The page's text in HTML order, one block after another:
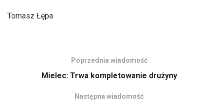
Tomasz Łępa
Poprzednia wiadomość
Mielec: Trwa kompletowanie drużyny
Następna wiadomość